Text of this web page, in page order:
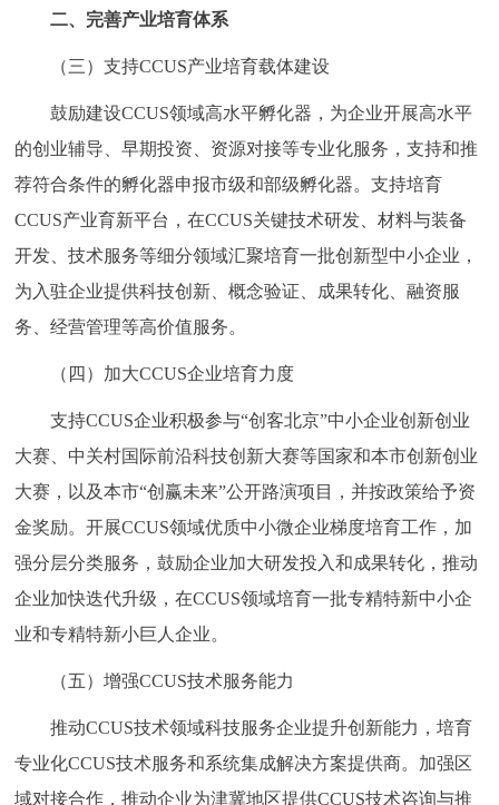
二、完善产业培育体系
（三）支持CCUS产业培育载体建设
鼓励建设CCUS领域高水平孵化器，为企业开展高水平
的创业辅导、早期投资、资源对接等专业化服务，支持和推
荐符合条件的孵化器申报市级和部级孵化器。支持培育
CCUS产业育新平台，在CCUS关键技术研发、材料与装备
开发、技术服务等细分领域汇聚培育一批创新型中小企业，
为入驻企业提供科技创新、概念验证、成果转化、融资服
务、经营管理等高价值服务。
（四）加大CCUS企业培育力度
支持CCUS企业积极参与“创客北京”中小企业创新创业
大赛、中关村国际前沿科技创新大赛等国家和本市创新创业
大赛，以及本市“创赢未来”公开路演项目，并按政策给予资
金奖励。开展CCUS领域优质中小微企业梯度培育工作，加
强分层分类服务，鼓励企业加大研发投入和成果转化，推动
企业加快迭代升级，在CCUS领域培育一批专精特新中小企
业和专精特新小巨人企业。
（五）增强CCUS技术服务能力
推动CCUS技术领域科技服务企业提升创新能力，培育
专业化CCUS技术服务和系统集成解决方案提供商。加强区
域对接合作，推动企业为津冀地区提供CCUS技术咨询与推